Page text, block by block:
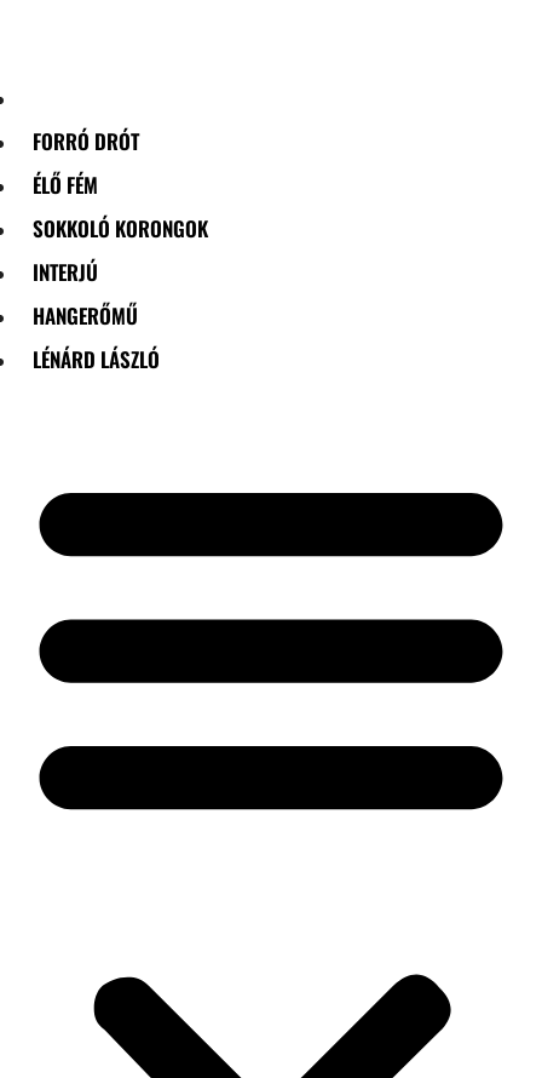
FORRÓ DRÓT
ÉLŐ FÉM
SOKKOLÓ KORONGOK
INTERJÚ
HANGERŐMŰ
LÉNÁRD LÁSZLÓ